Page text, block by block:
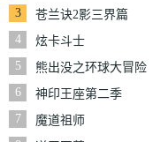
3
苍兰诀2影三界篇
4
炫卡斗士
5
熊出没之环球大冒险
6
神印王座第二季
7
魔道祖师